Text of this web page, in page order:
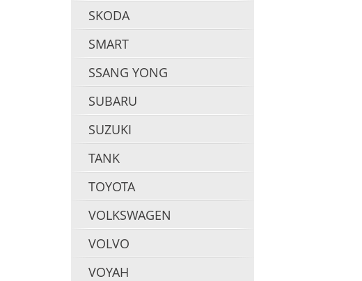
SKODA
SMART
SSANG YONG
SUBARU
SUZUKI
TANK
TOYOTA
VOLKSWAGEN
VOLVO
VOYAH